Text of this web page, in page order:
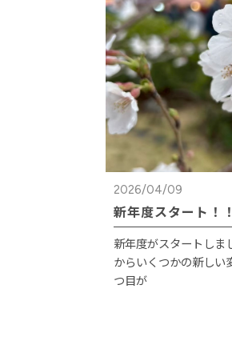
2026/04/09
新年度スタート！！
新年度がスタートしま
からいくつかの新しい
つ目が